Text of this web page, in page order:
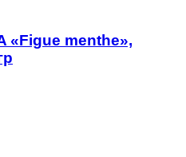
«Figue menthe»,